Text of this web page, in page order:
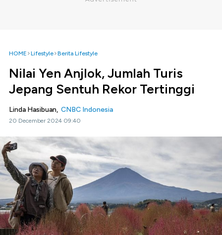
HOME Lifestyle Berita Lifestyle
Nilai Yen Anjlok, Jumlah Turis
Jepang Sentuh Rekor Tertinggi
Linda Hasibuan, CNBC Indonesia
20 December 2024 09:40